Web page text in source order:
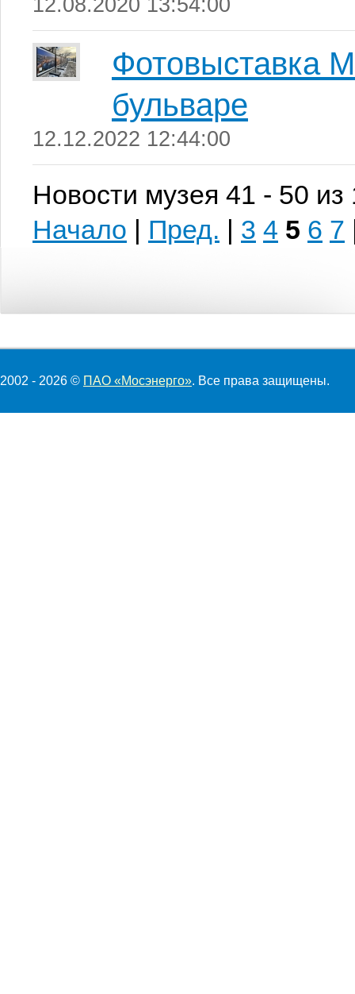
12.08.2020 13:54:00
Фотовыставка
бульваре
12.12.2022 12:44:00
Новости музея 41 - 50 из
Начало | Пред. | 3 4 5 6 7
2002 - 2026 © ПАО «Мосэнерго». Все права защищены.